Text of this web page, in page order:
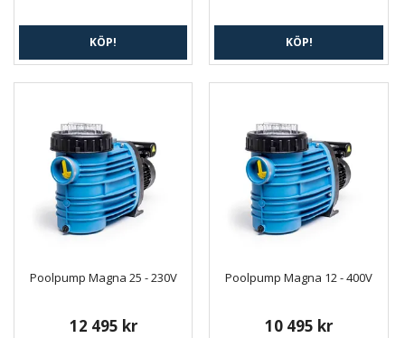
KÖP! KÖP!
Poolpump Magna 25 - 230V
12 495 kr
Poolpump Magna 12 - 400V
10 495 kr